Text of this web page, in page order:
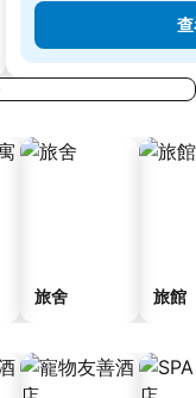
旅舍 旅館